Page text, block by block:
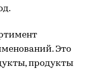
Это
продукты